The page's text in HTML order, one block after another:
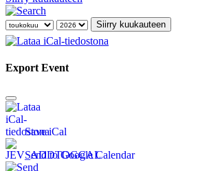
Siirry kuukauteen
Export Event
Save iCal
Send to Google Calendar